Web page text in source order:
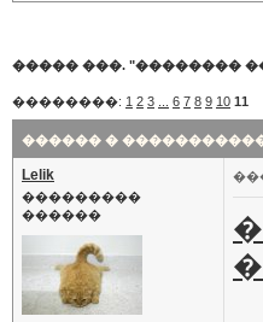
����� ���. "��������
��������: 1 2 3 6 7 8 9 10 11
������ �
Lelik
���������
������